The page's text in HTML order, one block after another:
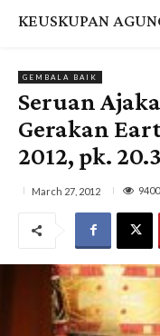
KEUSKUPAN
GEMBALA BAIK
Seruan
Gerakan
2012, pk.
March 27, 2012 9400